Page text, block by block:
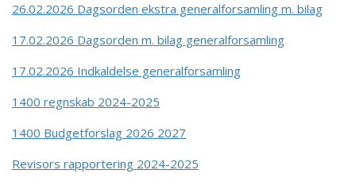
26.02.2026 Dagsorden ekstra generalforsamling m. bilag
17.02.2026 Dagsorden m. bilag generalforsamling
17.02.2026 Indkaldelse generalforsamling
1400 regnskab 2024-2025
1400 Budgetforslag 2026 2027
Revisors rapportering 2024-2025